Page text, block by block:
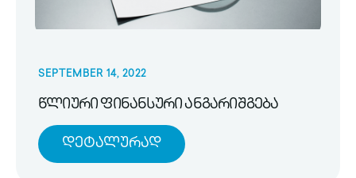
SEPTEMBER 14, 2022
წლიური ფინანსური ანგარიშგება
Დეტალურად